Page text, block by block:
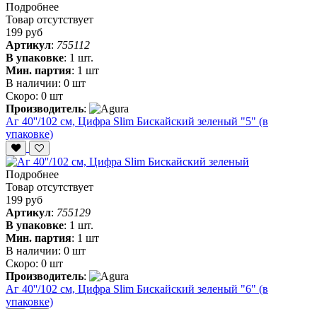
Подробнее
Товар отсутствует
199 руб
Артикул: 755112
В упаковке: 1 шт.
Мин. партия: 1 шт
В наличии: 0 шт
Скоро: 0 шт
Производитель:
Аг 40''/102 см, Цифра Slim Бискайский зеленый "5" (в
упаковке)
Подробнее
Товар отсутствует
199 руб
Артикул: 755129
В упаковке: 1 шт.
Мин. партия: 1 шт
В наличии: 0 шт
Скоро: 0 шт
Производитель:
Аг 40''/102 см, Цифра Slim Бискайский зеленый "6" (в
упаковке)